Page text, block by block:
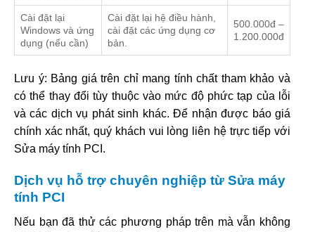
Cài đặt lại
Windows và ứng
dụng (nếu cần)
Cài đặt lại hệ điều hành,
cài đặt các ứng dụng cơ
bản.
500.000đ –
1.200.000đ
Lưu ý: Bảng giá trên chỉ mang tính chất tham khảo và
có thể thay đổi tùy thuộc vào mức độ phức tạp của lỗi
và các dịch vụ phát sinh khác. Để nhận được báo giá
chính xác nhất, quý khách vui lòng liên hệ trực tiếp với
Sửa máy tính PCI.
Dịch vụ hỗ trợ chuyên nghiệp từ Sửa máy
tính PCI
Nếu bạn đã thử các phương pháp trên mà vẫn không